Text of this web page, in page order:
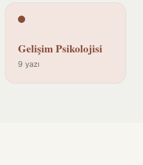
Gelişim Psikolojisi
9 yazı